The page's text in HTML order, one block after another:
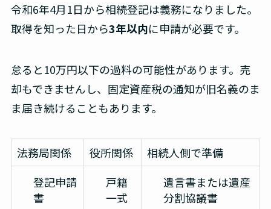
令和6年4月1日から相続登記は義務になりました。
取得を知った日から3年以内に申請が必要です。
怠ると10万円以下の過料の可能性があります。売
却もできませんし、固定資産税の通知が旧名義のま
ま届き続けることもあります。
法務局関係 役所関係
相続人側で準備
登記申請
書
戸籍
一式
遺言書または遺産
分割協議書